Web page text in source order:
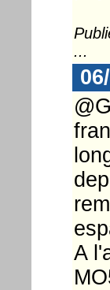
...
A